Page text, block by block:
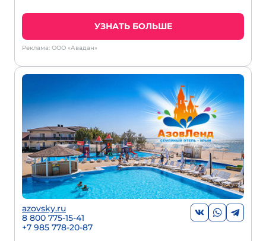
УЗНАТЬ БОЛЬШЕ
Реклама: ООО «Авадан»
azovsky.ru
8 800 775-15-41
+7 985 778-20-87